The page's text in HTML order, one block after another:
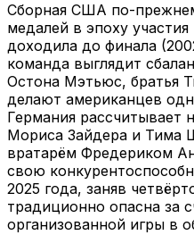
Сборная США по-
медалей в эпоху
доходила до финала
команда выглядит
Остона Мэтьюс, братья
делают американцев
Германия рассчитывает
Мориса Зайдера и Тима
вратарём Фредериком
свою
2025 года, заняв
традиционно опасна за
организованной игры в